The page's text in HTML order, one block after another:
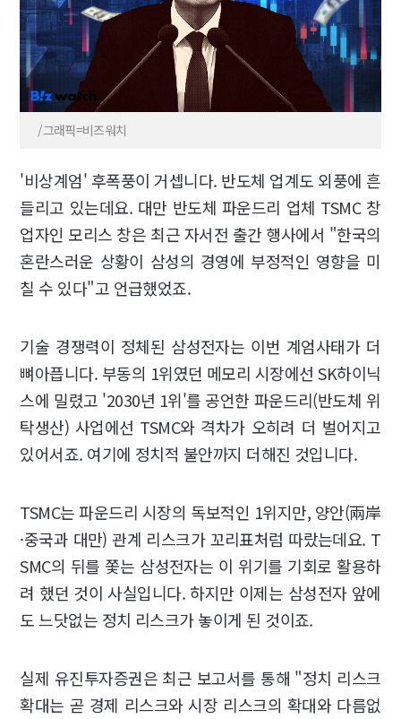
/그래픽=비즈워치
'비상계엄' 후폭풍이 거셉니다. 반도체 업계도 외풍에 흔
들리고 있는데요. 대만 반도체 파운드리 업체 TSMC 창
업자인 모리스 창은 최근 자서전 출간 행사에서 "한국의
혼란스러운 상황이 삼성의 경영에 부정적인 영향을 미
칠 수 있다"고 언급했었죠.
기술 경쟁력이 정체된 삼성전자는 이번 계엄사태가 더
뼈아픕니다. 부동의 1위였던 메모리 시장에선 SK하이닉
스에 밀렸고 '2030년 1위'를 공언한 파운드리(반도체 위
탁생산) 사업에선 TSMC와 격차가 오히려 더 벌어지고
있어서죠. 여기에 정치적 불안까지 더해진 것입니다.
TSMC는 파운드리 시장의 독보적인 1위지만, 양안(兩岸
·중국과 대만) 관계 리스크가 꼬리표처럼 따랐는데요. T
SMC의 뒤를 쫓는 삼성전자는 이 위기를 기회로 활용하
려 했던 것이 사실입니다. 하지만 이제는 삼성전자 앞에
도 느닷없는 정치 리스크가 놓이게 된 것이죠.
실제 유진투자증권은 최근 보고서를 통해 "정치 리스크
확대는 곧 경제 리스크와 시장 리스크의 확대와 다름없